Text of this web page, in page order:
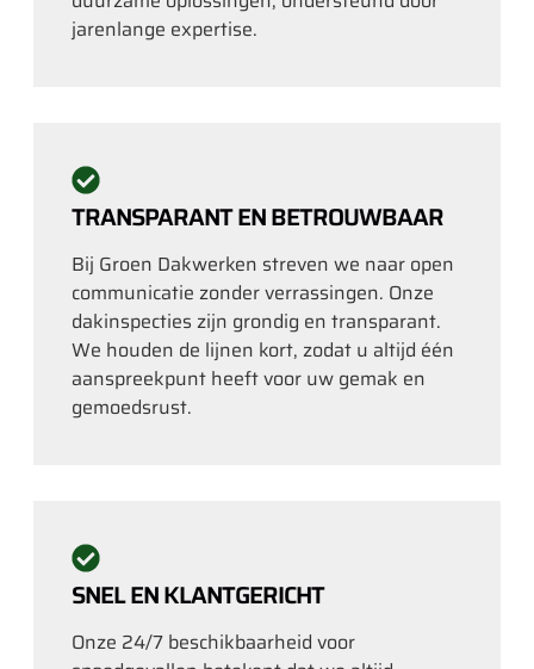
jarenlange expertise.
TRANSPARANT EN BETROUWBAAR
Bij Groen Dakwerken streven we naar open
communicatie zonder verrassingen. Onze
dakinspecties zijn grondig en transparant.
We houden de lijnen kort, zodat u altijd één
aanspreekpunt heeft voor uw gemak en
gemoedsrust.
SNEL EN KLANTGERICHT
Onze 24/7 beschikbaarheid voor